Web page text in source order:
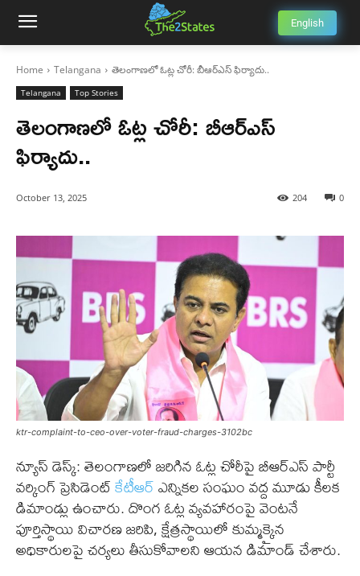
English
Home Telangana తెలంగాణలో ఓట్ల చోరీ: బీఆర్ఎస్ ఫిర్యాదు..
Telangana Top Stories
తెలంగాణలో ఓట్ల చోరీ: బీఆర్ఎస్
ఫిర్యాదు..
October 13, 2025 0
204
ktr-complaint-to-ceo-over-voter-fraud-charges-3102bc
న్యూస్ డెస్క్: తెలంగాణలో జరిగిన ఓట్ల చోరీపై బీఆర్ఎస్ పార్టీ
వర్కింగ్ ప్రెసిడెంట్కేటీఆర్ఎన్నికల సంఘం వద్ద మూడు కీలక
డిమాండ్లు ఉంచారు. దొంగ ఓట్ల వ్యవహారంపై వెంటనే
పూర్తిస్థాయి విచారణ జరిపి, క్షేత్రస్థాయిలో కుమ్మక్కైన
అధికారులపై చర్యలు తీసుకోవాలని ఆయన డిమాండ్ చేశారు.